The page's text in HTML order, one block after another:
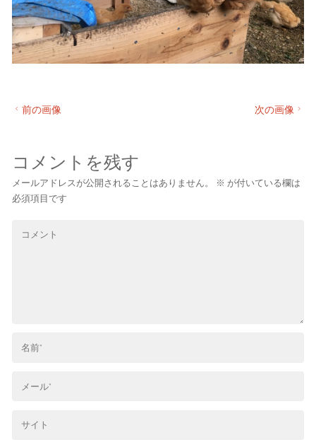
前の画像 次の画像
コメントを残す
メールアドレスが公開されることはありません。 ※ が付いている欄は
必須項目です